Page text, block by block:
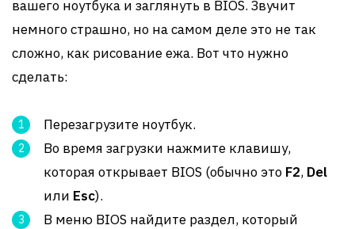
вашего ноутбука и заглянуть в BIOS. Звучит
немного страшно, но на самом деле это не так
сложно, как рисование ежа. Вот что нужно
сделать:
Перезагрузите ноутбук.
Во время загрузки нажмите клавишу,
которая открывает BIOS (обычно это F2, Del
или Esc).
В меню BIOS найдите раздел, который